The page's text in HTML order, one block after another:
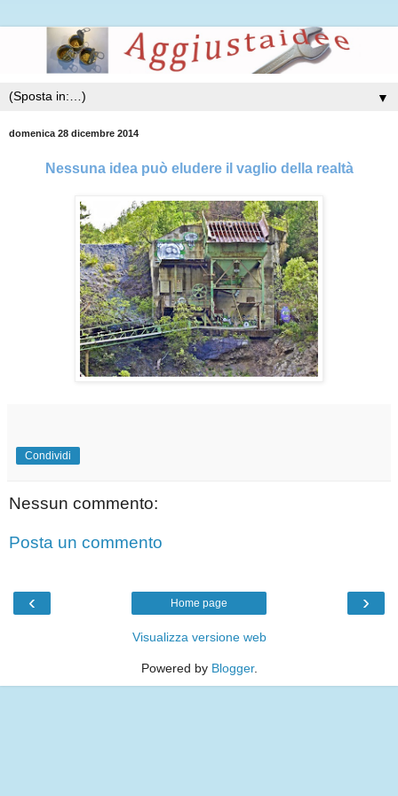
▼
domenica 28 dicembre 2014
Nessuna idea può eludere il vaglio della realtà
Condividi
Nessun commento:
Posta un commento
‹ ›
Home page
Visualizza versione web
Powered by Blogger.